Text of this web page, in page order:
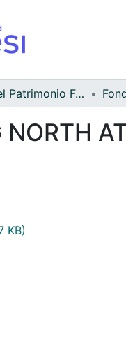
Archivo del Patrimonio Fotográfico y Fílmico del Valle del Cauca
NORTH
KB)